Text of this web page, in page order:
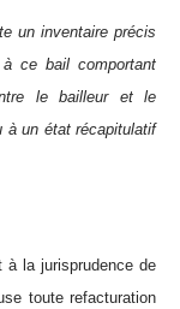
un inventaire précis
ce bail comportant
le bailleur et le
à un état récapitulatif
à la jurisprudence de
toute refacturation